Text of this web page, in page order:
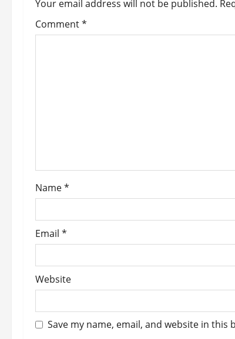
v
o
n
Your email address will not be published.
Comment*
Name*
Email *
Website
Save my name, email, and website in